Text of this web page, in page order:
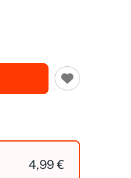
4,99 €